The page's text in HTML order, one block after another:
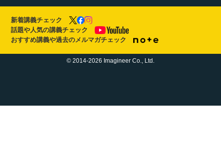
新着講義チェック
話題や人気の講義チェック
おすすめ講義や過去のメルマガチェック
© 2014-2026 Imagineer Co., Ltd.